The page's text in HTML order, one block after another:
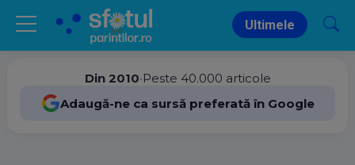
Ultimele
Din 2010•Peste 40.000 articole
Adaugă-ne ca sursă preferată în Google